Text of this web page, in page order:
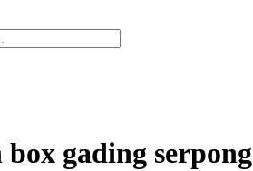
gading serpong